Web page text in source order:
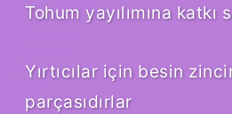
Tohum yayılımına katkı
Yırtıcılar için besin
parçasıdırlar